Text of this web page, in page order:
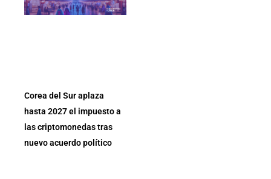
Corea del Sur aplaza
hasta 2027 el impuesto a
las criptomonedas tras
nuevo acuerdo político